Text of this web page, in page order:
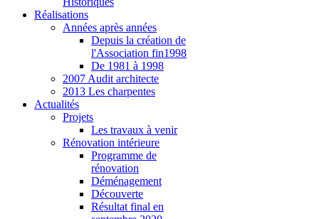
Réalisations
Années après années
Depuis la création de
l'Association fin1998
De 1981 à 1998
2007 Audit architecte
2013 Les charpentes
Actualités
Projets
Les travaux à venir
Rénovation intérieure
Programme de
rénovation
Déménagement
Découverte
Résultat final en